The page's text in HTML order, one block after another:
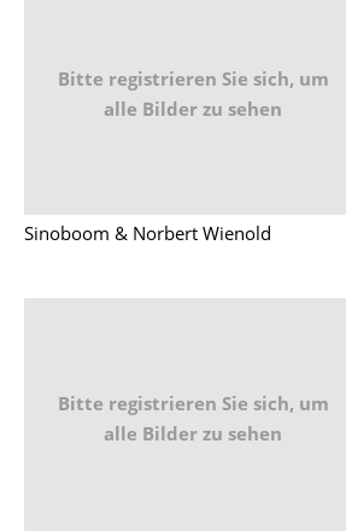
Bitte registrieren Sie sich, um
alle Bilder zu sehen
Sinoboom & Norbert Wienold
Bitte registrieren Sie sich, um
alle Bilder zu sehen